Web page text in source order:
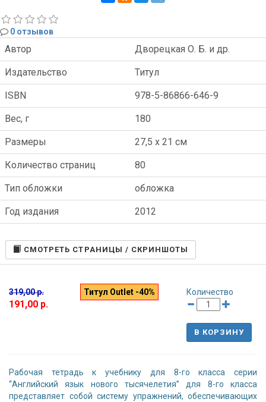
0 отзывов
Автор Дворецкая О. Б. и др.
Издательство Титул
ISBN 978-5-86866-646-9
Вес, г 180
Размеры 27,5 x 21 см
Количество страниц 80
Тип обложки обложка
Год издания 2012
CМОТРЕТЬ СТРАНИЦЫ / СКРИНШОТЫ
319,00 р.
191,00 р.
Титул Outlet -40% Количество
В КОРЗИНУ
Рабочая тетрадь к учебнику для 8-го класса серии
“Английский язык нового тысячелетия” для 8-го класса
представляет собой систему упражнений, обеспечивающих